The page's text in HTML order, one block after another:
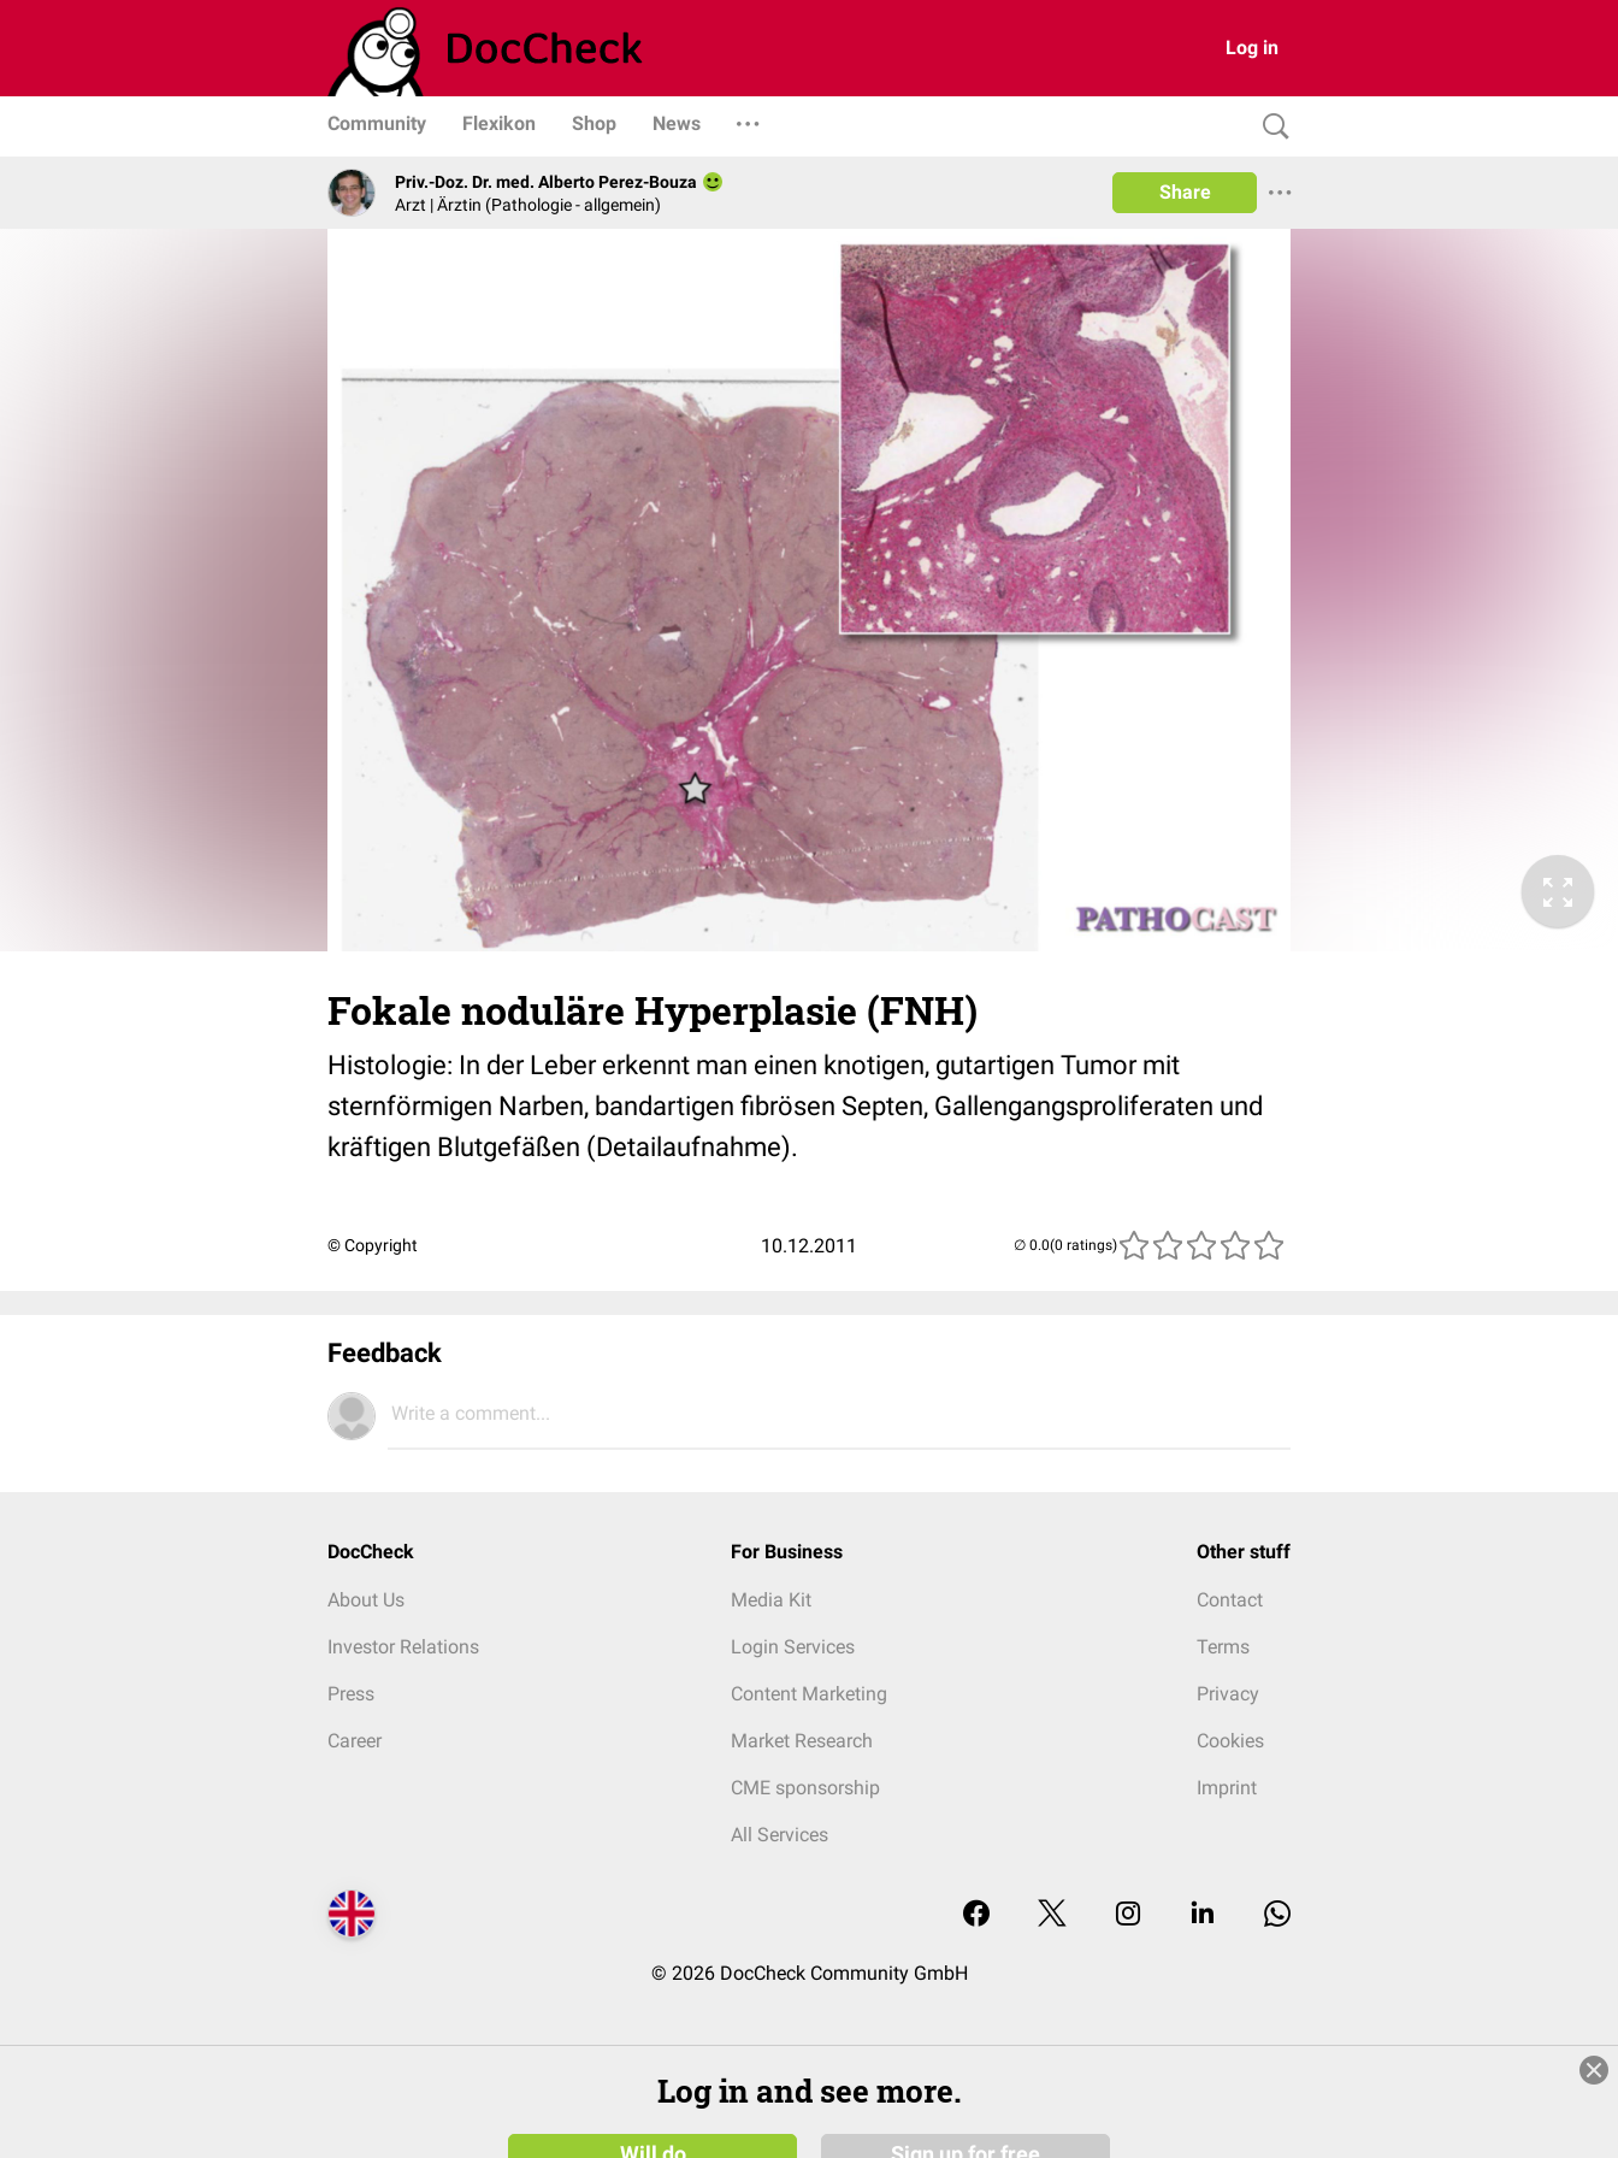
Log in
Community Flexikon Shop News
Priv.-Doz. Dr. med. Alberto Perez-Bouza
Arzt | Ärztin (Pathologie - allgemein)
Share
Fokale noduläre Hyperplasie (FNH)
Histologie: In der Leber erkennt man einen knotigen, gutartigen Tumor mit
sternförmigen Narben, bandartigen fibrösen Septen, Gallengangsproliferaten und
kräftigen Blutgefäßen (Detailaufnahme).
© Copyright 10.12.2011 (0 ratings)
Feedback
Write a comment...
DocCheck
About Us
Investor Relations
Press
Career
For Business
Media Kit
Login Services
Content Marketing
Market Research
CME sponsorship
All Services
Other stuff
Contact
Terms
Privacy
Cookies
Imprint
© 2026 DocCheck Community GmbH
Log in and see more.